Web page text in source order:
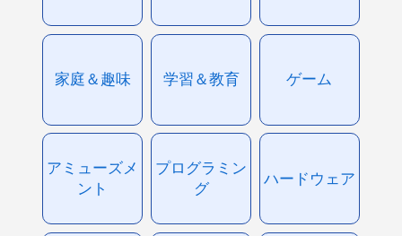
家庭＆趣味 学習＆教育 ゲーム
アミューズメ
ント
プログラミン
グ
ハードウェア